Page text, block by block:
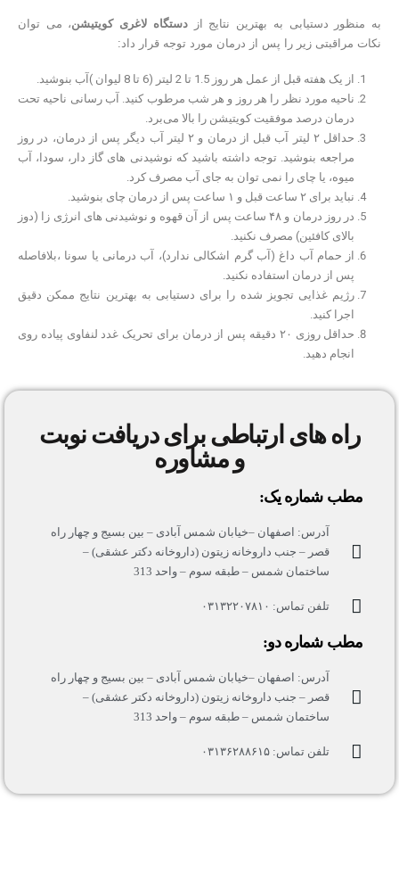
به منظور دستیابی به بهترین نتایج ازدستگاه لاغری کویتیشن، می توان
نکات مراقبتی زیر را پس از درمان مورد توجه قرار داد:
از یک هفته قبل از عمل هر روز 1.5 تا 2 لیتر (6 تا 8 لیوان )آب بنوشید.
ناحیه مورد نظر را هر روز و هر شب مرطوب کنید. آب رسانی ناحیه تحت
درمان درصد موفقیت کویتیشن را بالا می‌برد.
حداقل ۲ لیتر آب قبل از درمان و ۲ لیتر آب دیگر پس از درمان، در روز
مراجعه بنوشید. توجه داشته باشید که نوشیدنی های گاز دار، سودا، آب
میوه، یا چای را نمی توان به جای آب مصرف کرد.
نباید برای ۲ ساعت قبل و ۱ ساعت پس از درمان چای بنوشید.
در روز درمان و ۴۸ ساعت پس از آن قهوه و نوشیدنی های انرژی زا (دوز
بالای کافئین) مصرف نکنید.
از حمام آب داغ (آب گرم اشکالی ندارد)، آب درمانی یا سونا ،بلافاصله
پس از درمان استفاده نکنید.
رژیم غذایی تجویز شده را برای دستیابی به بهترین نتایج ممکن دقیق
اجرا کنید.
حداقل روزی ۲۰ دقیقه پس از درمان برای تحریک غدد لنفاوی پیاده روی
انجام دهید.
راه های ارتباطی برای دریافت نوبت
و مشاوره
مطب شماره یک:
آدرس: اصفهان –خیابان شمس آبادی – بین بسیج و چهار راه
قصر – جنب داروخانه زیتون (داروخانه دکتر عشقی) –
ساختمان شمس – طبقه سوم – واحد 313
تلفن تماس: ۰۳۱۳۲۲۰۷۸۱۰
مطب شماره دو:
آدرس: اصفهان –خیابان شمس آبادی – بین بسیج و چهار راه
قصر – جنب داروخانه زیتون (داروخانه دکتر عشقی) –
ساختمان شمس – طبقه سوم – واحد 313
تلفن تماس: ۰۳۱۳۶۲۸۸۶۱۵